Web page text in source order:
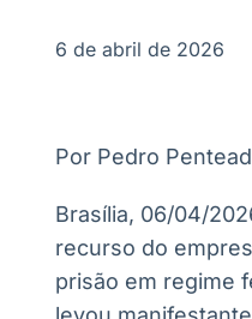
Plataforma para
negociação de
APIs para
integração de
Broadcast
inteligente de
notícias e
conteúdos
Broadcast
A melhor
plataforma para
analisar fundos
de investimento
6 de abril de 2026
Por Pedro
Brasília, 06/04/
recurso do
prisão em regime